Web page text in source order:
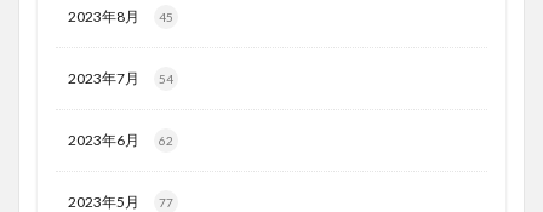
2023年8月 45
2023年7月 54
2023年6月 62
2023年5月 77